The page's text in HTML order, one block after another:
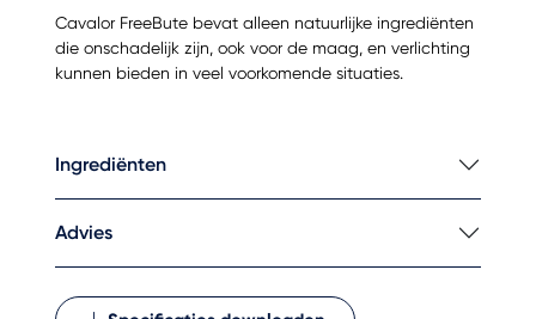
Cavalor FreeBute bevat alleen natuurlijke ingrediënten
die onschadelijk zijn, ook voor de maag, en verlichting
kunnen bieden in veel voorkomende situaties.
Ingrediënten
Advies